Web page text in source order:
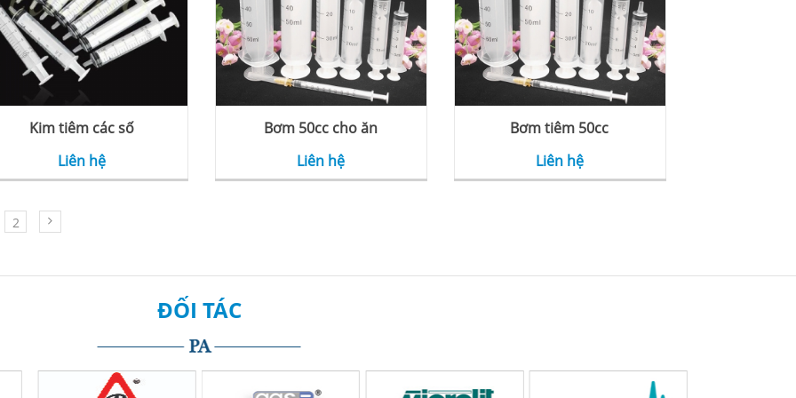
Kim tiêm các số
Liên hệ
Bơm 50cc cho ăn
Liên hệ
Bơm tiêm 50cc
Liên hệ
2
ĐỐI TÁC